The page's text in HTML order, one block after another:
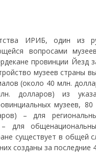
ИРИБ, один из
вопросами
провинции Йезд
музеев страны
(около 40 млн.
долларов) из
музеев,
– для
– для
существует в общей
созданы за последние